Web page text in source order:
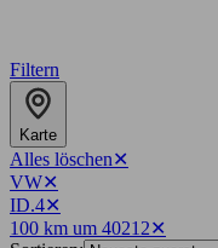
Filtern
Karte
Alles löschen✕
VW✕
ID.4✕
100 km um 40212✕